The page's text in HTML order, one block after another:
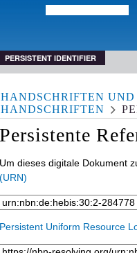
PERSISTENT IDENTIFIER
HANDSCHRIFTEN
HANDSCHRIFTEN
Persistente
Um dieses digitale Dokument
(URN)
Persistent Uniform Resource